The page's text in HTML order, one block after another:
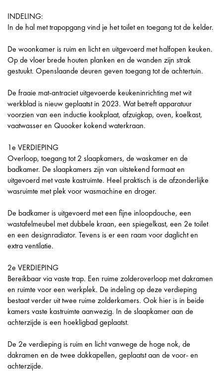
INDELING:
In de hal met trapopgang vind je het toilet en toegang tot de kelder.
De woonkamer is ruim en licht en uitgevoerd met halfopen keuken.
Op de vloer brede houten planken en de wanden zijn strak
gestuukt. Openslaande deuren geven toegang tot de achtertuin.
De fraaie mat-antraciet uitgevoerde keukeninrichting met wit
werkblad is nieuw geplaatst in 2023. Wat betreft apparatuur
voorzien van een inductie kookplaat, afzuigkap, oven, koelkast,
vaatwasser en Quooker kokend waterkraan.
1e VERDIEPING
Overloop, toegang tot 2 slaapkamers, de waskamer en de
badkamer. De slaapkamers zijn van uitstekend formaat en
uitgevoerd met vaste kastruimte. Heel praktisch is de afzonderlijke
wasruimte met plek voor wasmachine en droger.
De badkamer is uitgevoerd met een fijne inloopdouche, een
wastafelmeubel met dubbele kraan, een spiegelkast, een 2e toilet
en een designradiator. Tevens is er een raam voor daglicht en
extra ventilatie.
2e VERDIEPING
Bereikbaar via vaste trap. Een ruime zolderoverloop met dakramen
en ruimte voor een werkplek. De indeling op deze verdieping
bestaat verder uit twee ruime zolderkamers. Ook hier is in beide
kamers vaste kastruimte aanwezig. In de slaapkamer aan de
achterzijde is een hoekligbad geplaatst.
De 2e verdieping is ruim en licht vanwege de hoge nok, de
dakramen en de twee dakkapellen, geplaatst aan de voor- en
achterzijde.